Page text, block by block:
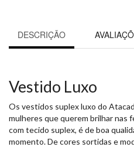
DESCRIÇÃO
Vestido Luxo
Os vestidos suplex luxo do
mulheres que querem brilhar nas
com tecido suplex, é de boa
momento. De cores sortidas e